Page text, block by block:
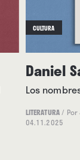
CULTURA
Daniel
Los
LITERATURA/
04.11.2025